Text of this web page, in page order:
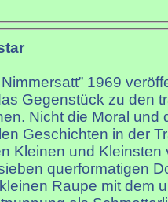
1969
Gegenstück zu den
Nicht die Moral und
Geschichten in der
Kleinen und Kleinsten
querformatigen
Raupe mit dem